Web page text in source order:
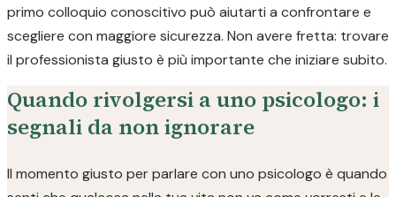
primo colloquio conoscitivo può aiutarti a confrontare e
scegliere con maggiore sicurezza. Non avere fretta: trovare
il professionista giusto è più importante che iniziare subito.
Quando rivolgersi a uno psicologo: i
segnali da non ignorare
Il momento giusto per parlare con uno psicologo è quando